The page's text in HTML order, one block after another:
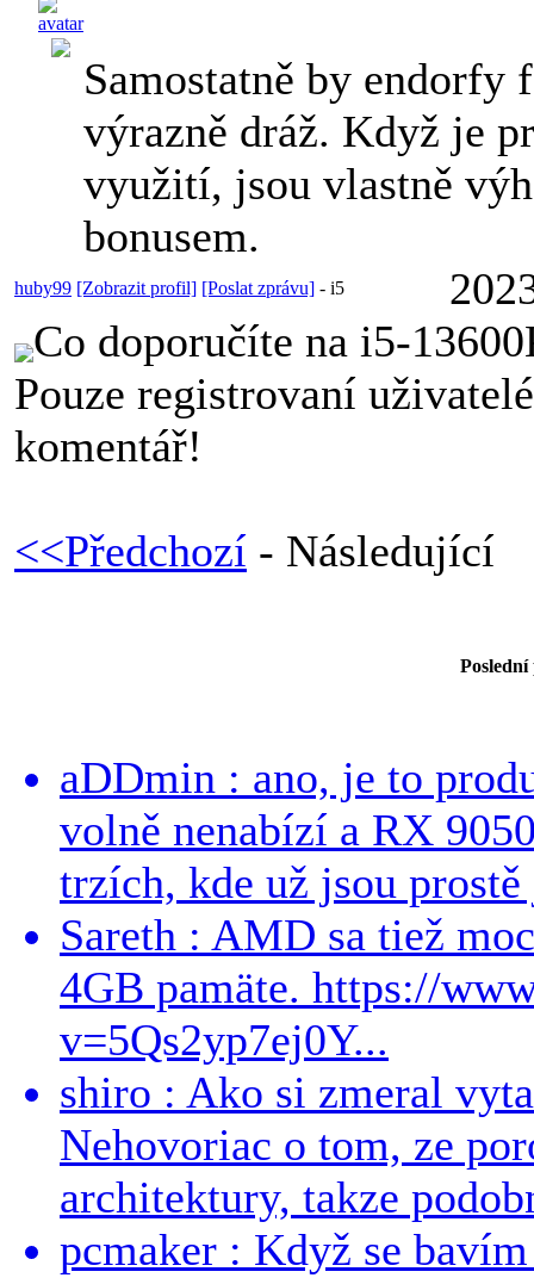
Samostatně by endorfy
výrazně dráž. Když je
využití, jsou vlastně
bonusem.
huby99 [Zobrazit profil] [Poslat zprávu] - i5
Co doporučíte na i5-
Pouze registrovaní
komentář!
<<Předchozí - Následující
aDDmin : ano, je to
volně nenabízí a RX
trzích, kde už jsou
Sareth : AMD sa tiež
4GB pamäte. https://
v=5Qs2yp7ej0Y...
shiro : Ako si zmeral
Nehovoriac o tom, ze
architektury, takze
pcmaker : Když se